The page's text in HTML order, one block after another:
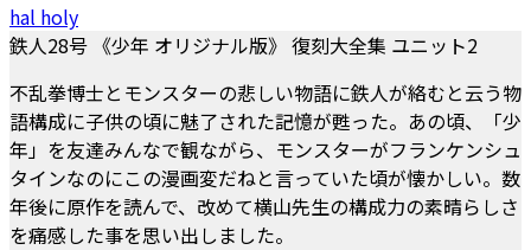
hal holy
鉄人28号 《少年 オリジナル版》 復刻大全集 ユニット2
不乱拳博士とモンスターの悲しい物語に鉄人が絡むと云う物
語構成に子供の頃に魅了された記憶が甦った。あの頃、「少
年」を友達みんなで観ながら、モンスターがフランケンシュ
タインなのにこの漫画変だねと言っていた頃が懐かしい。数
年後に原作を読んで、改めて横山先生の構成力の素晴らしさ
を痛感した事を思い出しました。